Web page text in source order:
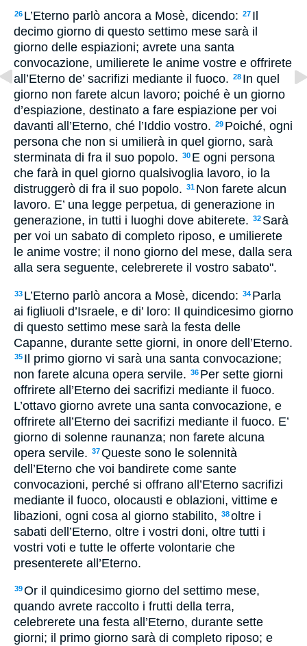
26 L’Eterno parlò ancora a Mosè, dicendo: 27 Il
decimo giorno di questo settimo mese sarà il
giorno delle espiazioni; avrete una santa
convocazione, umilierete le anime vostre e offrirete
all’Eterno de’ sacrifizi mediante il fuoco. 28 In quel
giorno non farete alcun lavoro; poiché è un giorno
d’espiazione, destinato a fare espiazione per voi
davanti all’Eterno, ché l’Iddio vostro. 29 Poiché, ogni
persona che non si umilierà in quel giorno, sarà
sterminata di fra il suo popolo. 30 E ogni persona
che farà in quel giorno qualsivoglia lavoro, io la
distruggerò di fra il suo popolo. 31 Non farete alcun
lavoro. E’ una legge perpetua, di generazione in
generazione, in tutti i luoghi dove abiterete. 32 Sarà
per voi un sabato di completo riposo, e umilierete
le anime vostre; il nono giorno del mese, dalla sera
alla sera seguente, celebrerete il vostro sabato".
33 L’Eterno parlò ancora a Mosè, dicendo: 34 Parla
ai figliuoli d’Israele, e di’ loro: Il quindicesimo giorno
di questo settimo mese sarà la festa delle
Capanne, durante sette giorni, in onore dell’Eterno.
35 Il primo giorno vi sarà una santa convocazione;
non farete alcuna opera servile. 36 Per sette giorni
offrirete all’Eterno dei sacrifizi mediante il fuoco.
L’ottavo giorno avrete una santa convocazione, e
offrirete all’Eterno dei sacrifizi mediante il fuoco. E’
giorno di solenne raunanza; non farete alcuna
opera servile. 37Queste sono le solennità
dell’Eterno che voi bandirete come sante
convocazioni, perché si offrano all’Eterno sacrifizi
mediante il fuoco, olocausti e oblazioni, vittime e
libazioni, ogni cosa al giorno stabilito, 38oltre i
sabati dell’Eterno, oltre i vostri doni, oltre tutti i
vostri voti e tutte le offerte volontarie che
presenterete all’Eterno.
39Or il quindicesimo giorno del settimo mese,
quando avrete raccolto i frutti della terra,
celebrerete una festa all’Eterno, durante sette
giorni; il primo giorno sarà di completo riposo; e